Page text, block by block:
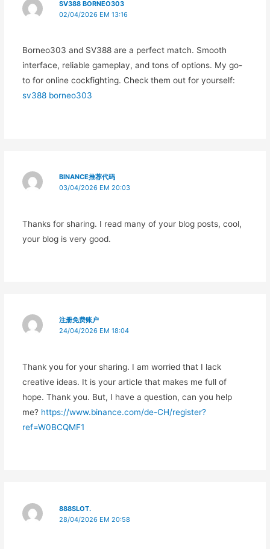
SV388 BORNEO303
02/04/2026 EM 13:16
Borneo303 and SV388 are a perfect match. Smooth
interface, reliable gameplay, and tons of options. My go-
to for online cockfighting. Check them out for yourself:
sv388 borneo303
BINANCE推荐代码
03/04/2026 EM 20:03
Thanks for sharing. I read many of your blog posts, cool,
your blog is very good.
注册免费账户
24/04/2026 EM 18:04
Thank you for your sharing. I am worried that I lack
creative ideas. It is your article that makes me full of
hope. Thank you. But, I have a question, can you help
me? https://www.binance.com/de-CH/register?
ref=W0BCQMF1
888SLOT.
28/04/2026 EM 20:58